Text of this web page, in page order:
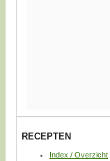
RECEPTEN
Index / Overzicht